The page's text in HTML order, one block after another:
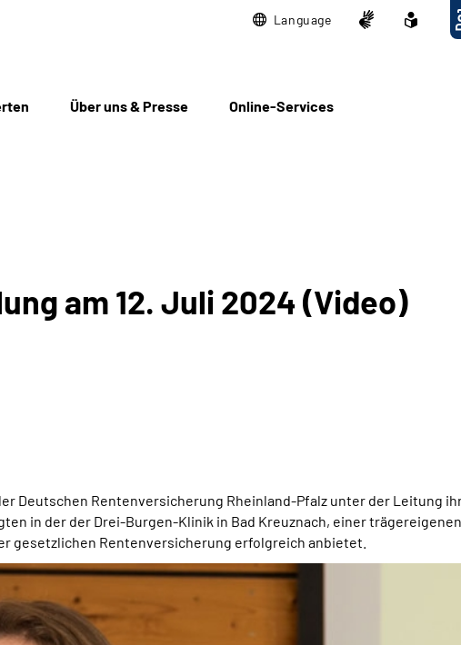
Language
Über uns & Presse Online-Services
am 12. Juli 2024 (Video)
Deutschen Rentenversicherung Rheinland-Pfalz unter der Leitung
in der der Drei-Burgen-Klinik in Bad Kreuznach, einer trägereigenen
gesetzlichen Rentenversicherung erfolgreich anbietet.